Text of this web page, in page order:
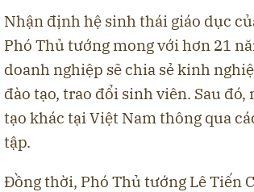
Nhận định hệ sinh thái giáo dục
Phó Thủ tướng mong với hơn 21
doanh nghiệp sẽ chia sẻ kinh
đào tạo, trao đổi sinh viên. Sau
tạo khác tại Việt Nam thông qua
tập.
Đồng thời, Phó Thủ tướng Lê Tiến